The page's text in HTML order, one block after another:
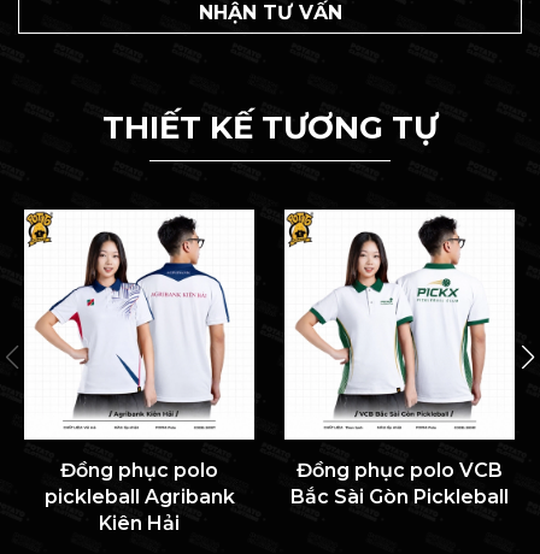
NHẬN TƯ VẤN
THIẾT KẾ TƯƠNG TỰ
Đồng phục polo
pickleball Agribank
Kiên Hải
Đồng phục polo VCB
Bắc Sài Gòn Pickleball